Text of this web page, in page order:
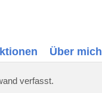
Über mich
verfasst.